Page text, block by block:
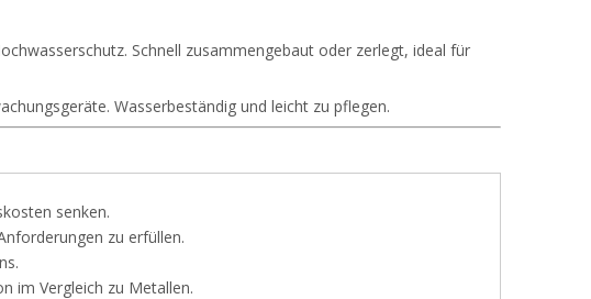
Schnell zusammengebaut oder zerlegt, ideal für
Wasserbeständig und leicht zu pflegen.
senken.
zu erfüllen.
im Vergleich zu Metallen.